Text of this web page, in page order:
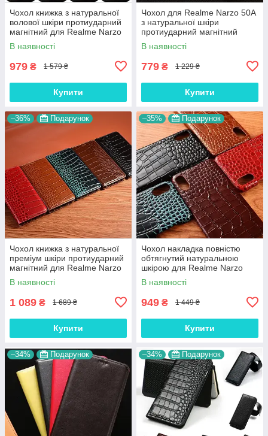
Чохол книжка з натуральної
волової шкіри протиударний
магнітний для Realme Narzo
50A "BULL"
В наявності
979 ₴ 1 579 ₴
Купити
Чохол для Realme Narzo 50A
з натуральної шкіри
протиударний магнітний
книжка з підставкою "LUXOR"
В наявності
779 ₴ 1 229 ₴
Купити
–36% Подарунок
Чохол книжка з натуральної
преміум шкіри протиударний
магнітний для Realme Narzo
50A "CROCODILE"
В наявності
1 089 ₴ 1 689 ₴
Купити
–35% Подарунок
Чохол накладка повністю
обтягнутий натуральною
шкірою для Realme Narzo
50A "SIGNATURE"
В наявності
949 ₴ 1 449 ₴
Купити
–34% Подарунок –34% Подарунок